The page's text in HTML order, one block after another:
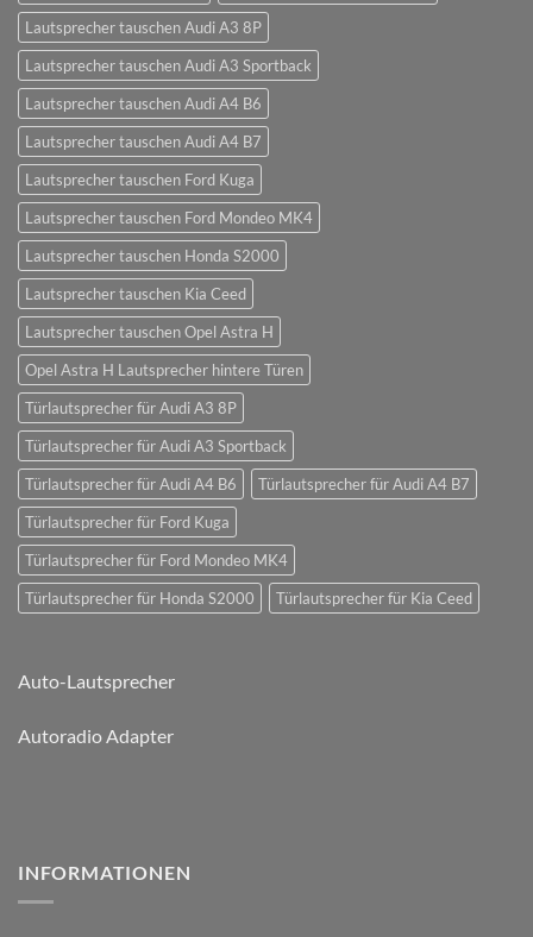
Lautsprecher tauschen Audi A3 8P
Lautsprecher tauschen Audi A3 Sportback
Lautsprecher tauschen Audi A4 B6
Lautsprecher tauschen Audi A4 B7
Lautsprecher tauschen Ford Kuga
Lautsprecher tauschen Ford Mondeo MK4
Lautsprecher tauschen Honda S2000
Lautsprecher tauschen Kia Ceed
Lautsprecher tauschen Opel Astra H
Opel Astra H Lautsprecher hintere Türen
Türlautsprecher für Audi A3 8P
Türlautsprecher für Audi A3 Sportback
Türlautsprecher für Audi A4 B6
Türlautsprecher für Audi A4 B7
Türlautsprecher für Ford Kuga
Türlautsprecher für Ford Mondeo MK4
Türlautsprecher für Honda S2000
Türlautsprecher für Kia Ceed
Auto-Lautsprecher
Autoradio Adapter
INFORMATIONEN